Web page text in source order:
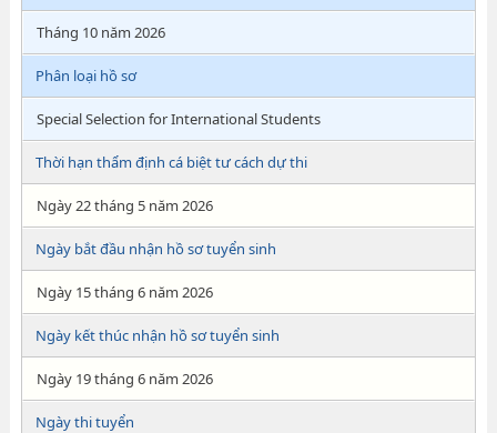
Tháng 10 năm 2026
Phân loại hồ sơ
Special Selection for International Students
Thời hạn thẩm định cá biệt tư cách dự thi
Ngày 22 tháng 5 năm 2026
Ngày bắt đầu nhận hồ sơ tuyển sinh
Ngày 15 tháng 6 năm 2026
Ngày kết thúc nhận hồ sơ tuyển sinh
Ngày 19 tháng 6 năm 2026
Ngày thi tuyển